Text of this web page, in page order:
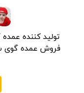
تولید کننده
فروش عمده گوی